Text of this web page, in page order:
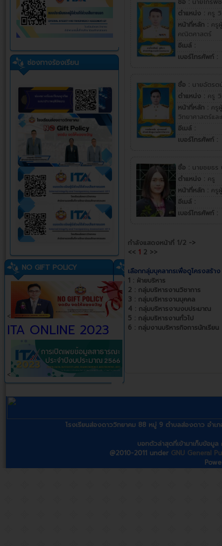
ช่องทางร้องเรียน
NO GIFT POLICY
<
ITA ONLINE 2023
<
ตำแหน่ง : ครู
หน้าที่หลัก : ครู
คณิตศาสตร์
อีเมล์ :
เบอร์โทรศัพท์ :
ชื่อ : นายฉัตร
ตำแหน่ง : ครู
หน้าที่หลัก : ครู
วิทยาศาสตร์แล
อีเมล์ :
เบอร์โทรศัพท์ :
ชื่อ : นายชยธร
ตำแหน่ง : ครู
หน้าที่หลัก : ครู
อีเมล์ :
เบอร์โทรศัพท์ :
กำลังแสดงหน้าที่ 1/2 ->
<< 1 2 >>
เลือกกลุ่มบุคลากรเพื่อดูโครงสร้าง
1 : ฝ่ายบริหาร
2 : กลุ่มบริหารงานวิชาการ
3 : กลุ่มบริหารงานบุคคล
4 : กลุ่มบริหารงานงบประมาณ
5 : กลุ่มบริหารงานทั่วไป
6 : กลุ่มงานบริหารกิจการนักเรียน
โรงเรียนส่องดาววิทยาคม 88 หมู่ 9 ตำบลส่องดาว อำ
บอทตัวล่าสุดที่เข้ามาเก็บข้อมู
@2010-2011 under GNU General